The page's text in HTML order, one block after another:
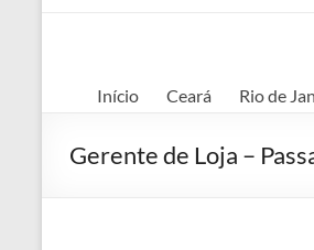
Início Ceará Rio de
Gerente de Loja –